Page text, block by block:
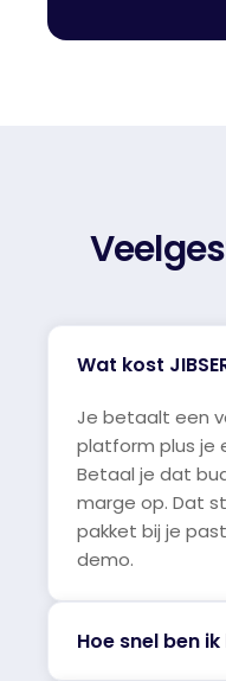
Wat kost
Je betaalt een
platform plus je
Betaal je dat
marge op. Dat
pakket bij je
demo.
Hoe snel ben ik